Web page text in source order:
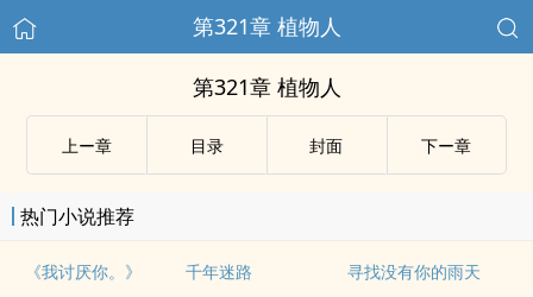
第321章 植物人
第321章 植物人
上ー章 目录 封面 下ー章
热门小说推荐
《我讨厌你。》 千年迷路
寻找没有你的雨天